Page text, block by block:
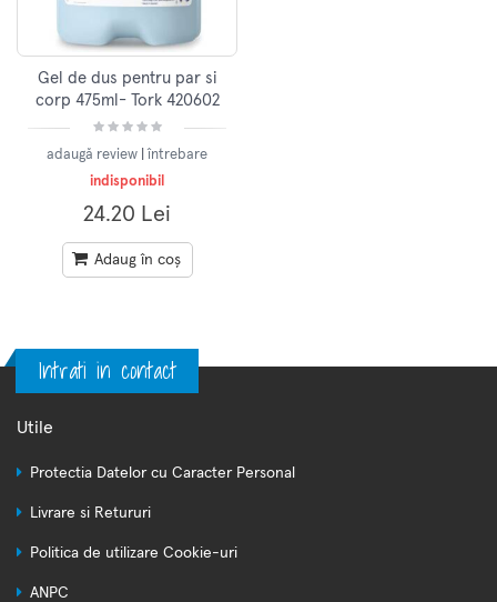
Gel de dus pentru par si
corp 475ml- Tork 420602
adaugă review
întrebare
indisponibil
24.20 Lei
Adaug în coș
Intrati in contact
Utile
Protectia Datelor cu Caracter Personal
Livrare si Retururi
Politica de utilizare Cookie-uri
ANPC